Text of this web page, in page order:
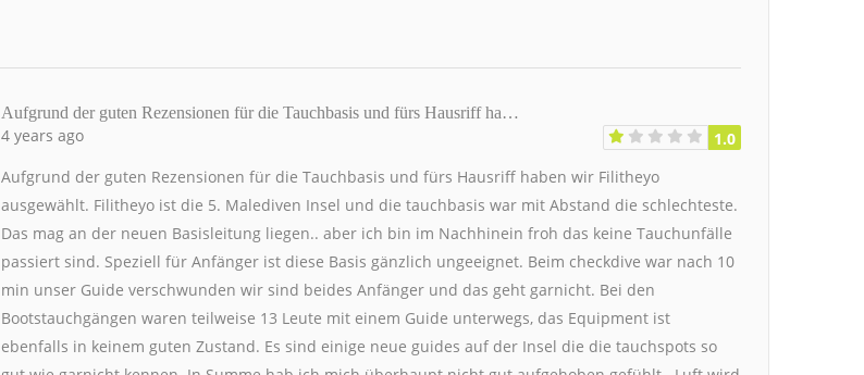
Aufgrund der guten Rezensionen für die Tauchbasis und fürs Hausriff ha…
4 years ago
1.0
Aufgrund der guten Rezensionen für die Tauchbasis und fürs Hausriff haben wir Filitheyo
ausgewählt. Filitheyo ist die 5. Malediven Insel und die tauchbasis war mit Abstand die schlechteste.
Das mag an der neuen Basisleitung liegen.. aber ich bin im Nachhinein froh das keine Tauchunfälle
passiert sind. Speziell für Anfänger ist diese Basis gänzlich ungeeignet. Beim checkdive war nach 10
min unser Guide verschwunden wir sind beides Anfänger und das geht garnicht. Bei den
Bootstauchgängen waren teilweise 13 Leute mit einem Guide unterwegs, das Equipment ist
ebenfalls in keinem guten Zustand. Es sind einige neue guides auf der Insel die die tauchspots so